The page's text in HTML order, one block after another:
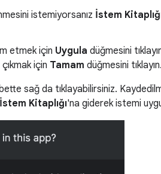
istemiyorsanız İstem
etmek için Uygula düğmesini
için Tamam düğmesini tıklayın.
sağ da tıklayabilirsiniz.
Kitaplığı'na giderek istemi